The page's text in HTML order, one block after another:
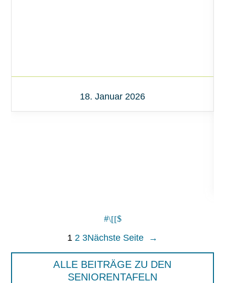
18. Januar 2026
1 2 3Nächste Seite →
ALLE BEITRÄGE ZU DEN
SENIORENTAFELN